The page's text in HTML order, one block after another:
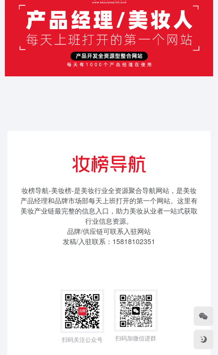
妆榜导航-美妆榜-是美妆行业全资源聚合导航网站，是美妆
产品经理和品牌市场部每天上班打开的第一个网站。这里有
美妆产业链最完整的信息入口，助力美妆从业者一站式获取
行业信息资源。
品牌/供应链可联系入驻网站
发稿/入驻联系：15818102351
扫码关注公众号 扫码加微信进群